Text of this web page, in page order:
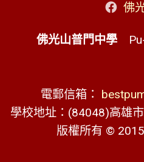
佛
佛光山普門中學
電郵信箱：
學校地址：(84048)高雄
版權所有 ©